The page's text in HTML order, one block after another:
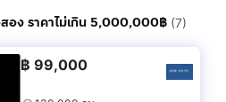
ง ราคาไม่เกิน 5,000,000฿ (7)
฿ 99,000